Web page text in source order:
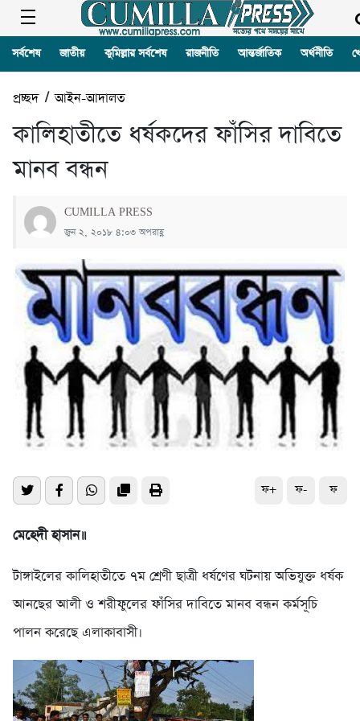
সর্বশেষ জাতীয় কুমিল্লার সর্বশেষ রাজনীতি আন্তর্জাতিক অর্থনীতি
প্রচ্ছদ/আইন-আদালত
কালিহাতীতে ধর্ষকদের ফাঁসির দাবিতে
মানব বন্ধন
CUMILLA PRESS
জুন ২, ২০১৮ ৪:০৩ অপরাহ্ণ
ফ+ ফ- ফ
মেহেদী হাসান॥
টাঙ্গাইলের কালিহাতীতে ৭ম শ্রেণী ছাত্রী ধর্ষণের ঘটনায় অভিযুক্ত ধর্ষক
আনছের আলী ও শরীফুলের ফাঁসির দাবিতে মানব বন্ধন কর্মসূচি
পালন করেছে এলাকাবাসী।